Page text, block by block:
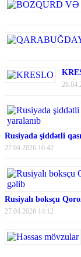
Rusiyada şiddətli
27.04.2026 16:42
Rusiyalı boksçu
27.04.2026 14:12